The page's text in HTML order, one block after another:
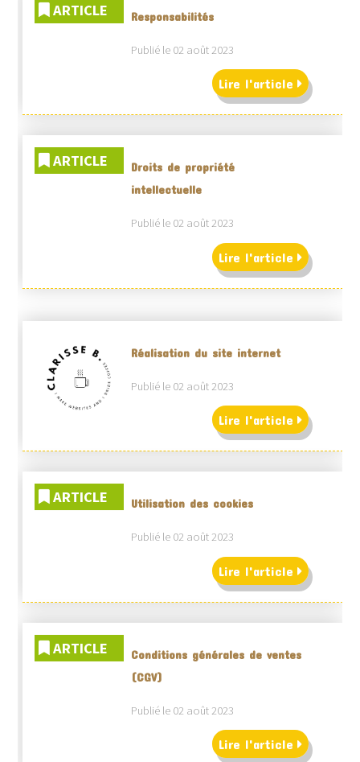
ARTICLE Responsabilités
Publié le 02 août 2023
Lire l'article
ARTICLE
Droits de propriété
intellectuelle
Publié le 02 août 2023
Lire l'article
Réalisation du site internet
Publié le 02 août 2023
Lire l'article
ARTICLE Utilisation des cookies
Publié le 02 août 2023
Lire l'article
ARTICLE
Conditions générales de ventes
(CGV)
Publié le 02 août 2023
Lire l'article